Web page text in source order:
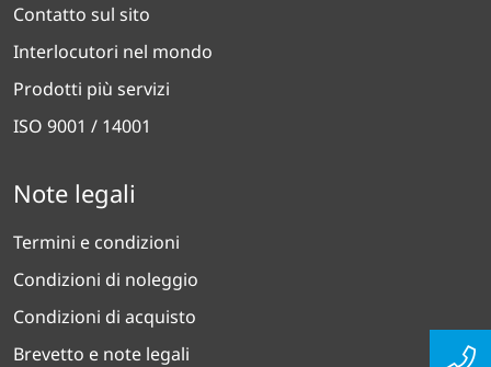
Contatto sul sito
Interlocutori nel mondo
Prodotti più servizi
ISO 9001 / 14001
Note legali
Termini e condizioni
Condizioni di noleggio
Condizioni di acquisto
Brevetto e note legali